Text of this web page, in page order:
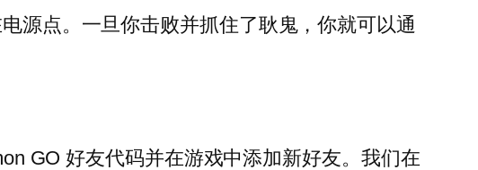
源点​​。一旦你击败并抓住了耿鬼，你就可以通
GO 好友代码并在游戏中添加新好友。我们在